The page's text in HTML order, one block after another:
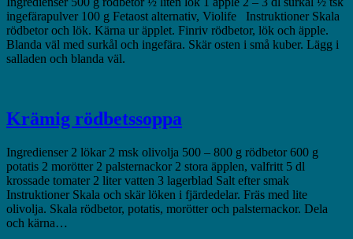
ingefärapulver 100 g Fetaost alternativ, Violife Instruktioner Skala
rödbetor och lök. Kärna ur äpplet. Finriv rödbetor, lök och äpple.
Blanda väl med surkål och ingefära. Skär osten i små kuber. Lägg i
salladen och blanda väl.
Krämig rödbetssoppa
Ingredienser 2 lökar 2 msk olivolja 500 – 800 g rödbetor 600 g
potatis 2 morötter 2 palsternackor 2 stora äpplen, valfritt 5 dl
krossade tomater 2 liter vatten 3 lagerblad Salt efter smak
Instruktioner Skala och skär löken i fjärdedelar. Fräs med lite
olivolja. Skala rödbetor, potatis, morötter och palsternackor. Dela
och kärna…